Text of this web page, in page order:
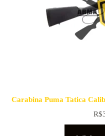
Carabina Puma Tatica
R$